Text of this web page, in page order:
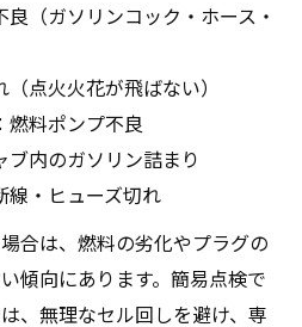
で試すセル以外の対策
に見直したいチェック項
で始動できない時の原因
にバイクで再点検すべきポ
（ガソリンコック・ホース・
点火火花が飛ばない）
燃料ポンプ不良
内のガソリン詰まり
線・ヒューズ切れ
合は、燃料の劣化やプラグの
傾向にあります。簡易点検で
、無理なセル回しを避け、専